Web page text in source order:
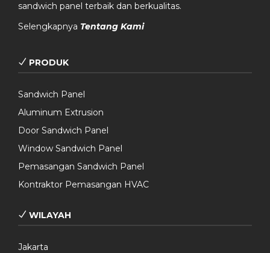
sandwich panel terbaik dan berkualitas.
Selengkapnya Tentang Kami
PRODUK
Sandwich Panel
Aluminum Extrusion
Door Sandwich Panel
Window Sandwich Panel
Pemasangan Sandwich Panel
Kontraktor Pemasangan HVAC
WILAYAH
Jakarta